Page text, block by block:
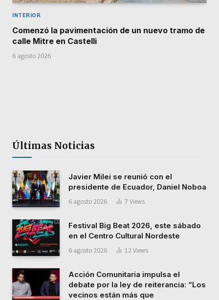
INTERIOR
Comenzó la pavimentación de un nuevo tramo de
calle Mitre en Castelli
6 agosto 2026
Últimas Noticias
Javier Milei se reunió con el
presidente de Ecuador, Daniel Noboa
6 agosto 2026 7 Views
Festival Big Beat 2026, este sábado
en el Centro Cultural Nordeste
6 agosto 2026 12 Views
Acción Comunitaria impulsa el
debate por la ley de reiterancia: “Los
vecinos están más que